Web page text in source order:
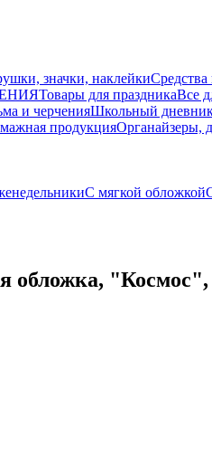
значки, наклейки
Товары для праздникаВсе
и черченияШкольный
продукцияОрганайзеры,
С мягкой обложкой
обложка, "Космос",